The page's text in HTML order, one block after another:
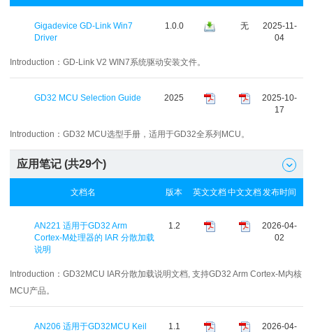
Gigadevice GD-Link Win7
Driver
1.0.0 无
2025-11-
04
Introduction： GD-Link V2 WIN7系统驱动安装文件。
GD32 MCU Selection Guide 2025
2025-10-
17
Introduction： GD32 MCU选型手册，适用于GD32全系列MCU。
应用笔记 (共29个) 
文档名 版本 英文文档中文文档发布时间
AN221 适用于GD32 Arm
Cortex-M处理器的 IAR 分散加载
说明
1.2
2026-04-
02
Introduction： GD32MCU IAR分散加载说明文档, 支持GD32 Arm Cortex-M内核
MCU产品。
AN206 适用于GD32MCU Keil
1.1
2026-04-